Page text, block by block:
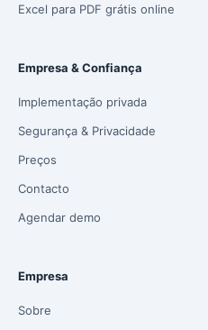
Excel para PDF grátis online
Empresa & Confiança
Implementação privada
Segurança & Privacidade
Preços
Contacto
Agendar demo
Empresa
Sobre